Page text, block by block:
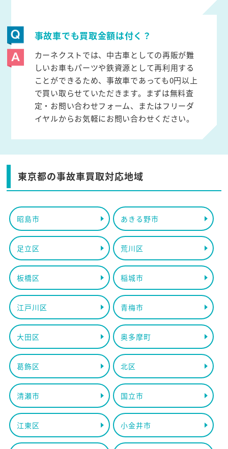
事故車でも買取金額は付く？
カーネクストでは、中古車としての再販が難
しいお車もパーツや鉄資源として再利用する
ことができるため、事故車であっても0円以上
で買い取らせていただきます。まずは無料査
定・お問い合わせフォーム、またはフリーダ
イヤルからお気軽にお問い合わせください。
東京都の事故車買取対応地域
昭島市 あきる野市
足立区 荒川区
板橋区 稲城市
江戸川区 青梅市
大田区 奥多摩町
葛飾区 北区
清瀬市 国立市
江東区 小金井市